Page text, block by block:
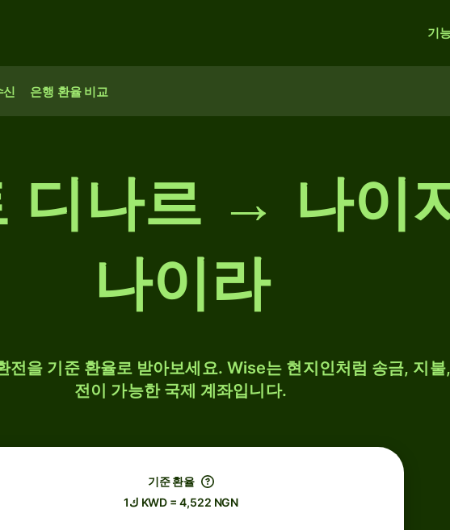
기능
신 은행 환율 비교
디나르 → 나이
나이라
을 기준 환율로 받아보세요. Wise는 현지인처럼 송금, 지불
전이 가능한 국제 계좌입니다.
기준 환율
ك1 KWD = 4,522 NGN